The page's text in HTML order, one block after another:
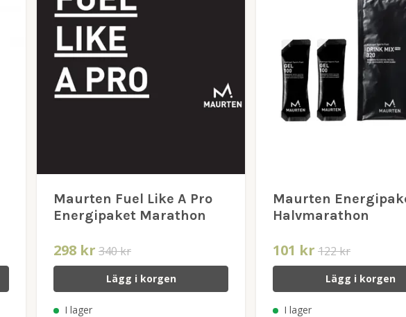
Maurten Fuel Like A Pro
Energipaket Marathon
298 kr 340 kr
Lägg i korgen
I lager
Maurten
Halvmarathon
101 kr 122 kr
Lägg i korgen
I lager